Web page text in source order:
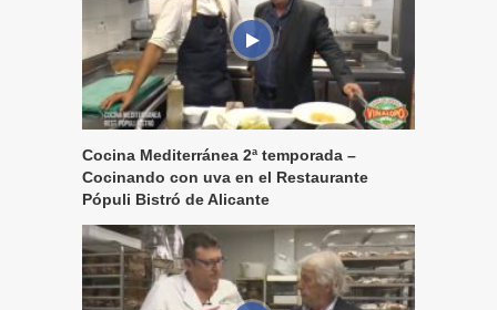
Cocina Mediterránea 2ª temporada –
Cocinando con uva en el Restaurante
Pópuli Bistró de Alicante